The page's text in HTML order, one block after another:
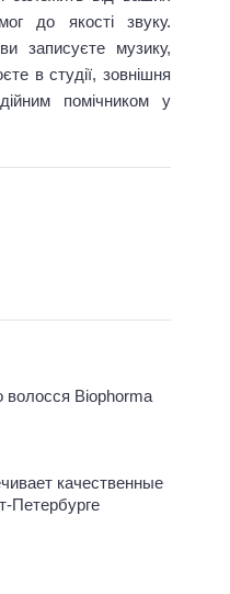
до якості звуку.
записуєте музику,
в студії, зовнішня
помічником у
волосся Biophorma
качественные
Петербурге